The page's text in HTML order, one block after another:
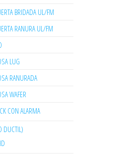
BRIDADA UL/FM
RANURA UL/FM
LUG
RANURADA
WAFER
CON ALARMA
DUCTIL)